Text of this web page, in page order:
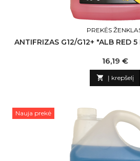
PREKĖS
ANTIFRIZAS G12/G12+ "ALB RED
Kaina
16,19 €
 Į krepšelį
Nauja prekė